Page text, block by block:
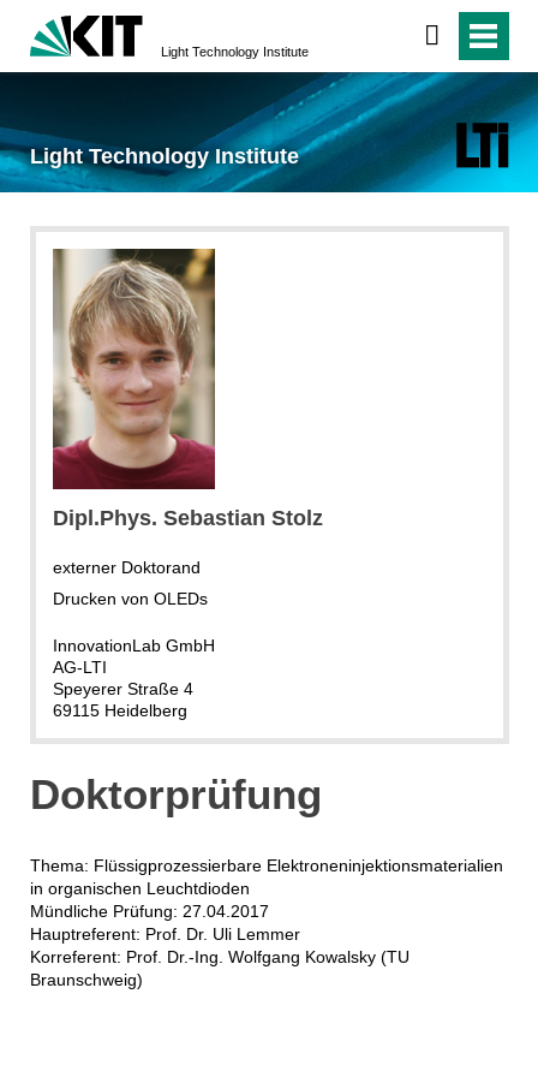
Light Technology Institute
Light Technology Institute
Dipl.Phys. Sebastian Stolz
externer Doktorand
Drucken von OLEDs
InnovationLab GmbH
AG-LTI
Speyerer Straße 4
69115 Heidelberg
Doktorprüfung
Thema: Flüssigprozessierbare Elektroneninjektionsmaterialien
in organischen Leuchtdioden
Mündliche Prüfung: 27.04.2017
Hauptreferent: Prof. Dr. Uli Lemmer
Korreferent: Prof. Dr.-Ing. Wolfgang Kowalsky (TU
Braunschweig)